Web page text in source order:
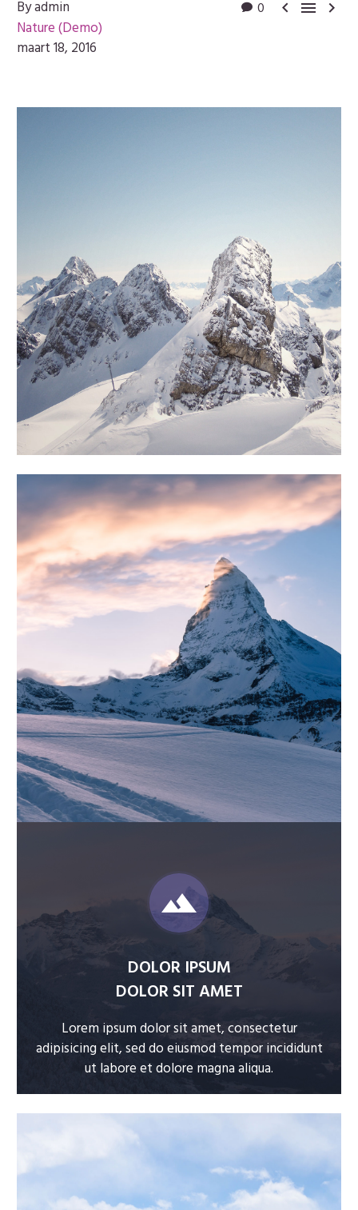
0   
By admin
Nature (Demo)
maart 18, 2016


DOLOR IPSUM
DOLOR SIT AMET
Lorem ipsum dolor sit amet, consectetur
adipisicing elit, sed do eiusmod tempor incididunt
ut labore et dolore magna aliqua.